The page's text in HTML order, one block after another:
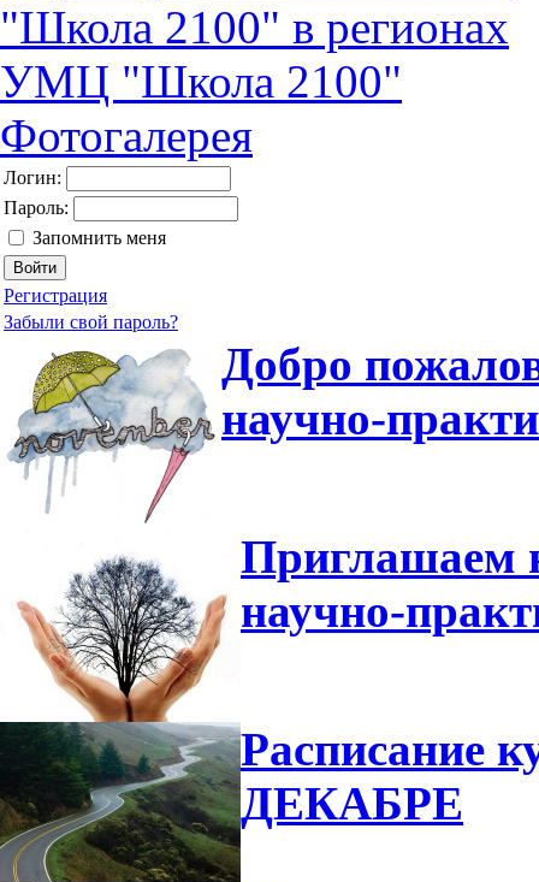
"Школа 2100" в регионах
УМЦ "Школа 2100"
Фотогалерея
Логин:
Пароль:
Запомнить меня
Регистрация
Забыли свой пароль?
Добро
научно-
Приглашаем
научно-
Расписание
ДЕКАБРЕ